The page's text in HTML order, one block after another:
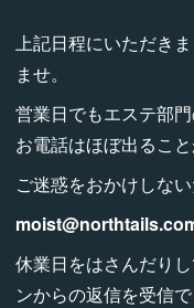
上記日程にいただき
ませ。
営業日でもエステ部
お電話はほぼ出るこ
ご迷惑をおかけしな
休業日をはさんだり
ンからの返信を受信